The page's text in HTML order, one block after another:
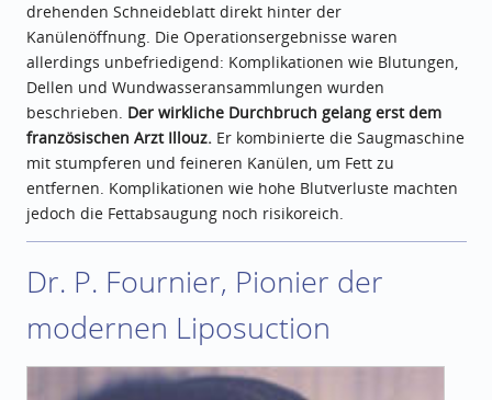
drehenden Schneideblatt direkt hinter der
Kanülenöffnung. Die Operationsergebnisse waren
allerdings unbefriedigend: Komplikationen wie Blutungen,
Dellen und Wundwasseransammlungen wurden
beschrieben. Der wirkliche Durchbruch gelang erst dem
französischen Arzt Illouz.Er kombinierte die Saugmaschine
mit stumpferen und feineren Kanülen, um Fett zu
entfernen. Komplikationen wie hohe Blutverluste machten
jedoch die Fettabsaugung noch risikoreich.
Dr. P. Fournier, Pionier der
modernen Liposuction